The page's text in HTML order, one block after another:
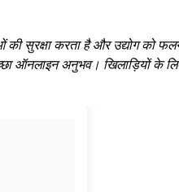
की सुरक्षा करता है और उद्योग को
ऑनलाइन अनुभव। खिलाड़ियों के